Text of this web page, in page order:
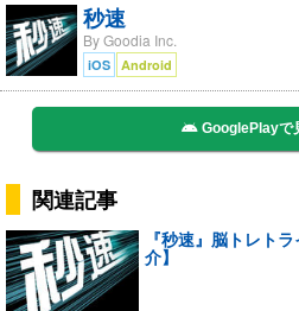
秒速
By Goodia Inc.
iOS Android
GooglePlayで
関連記事
『秒速』脳トレト
介】